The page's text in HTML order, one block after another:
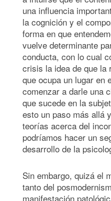
una influencia
la cognición y el
forma en que
vuelve determinante
conducta, con lo cual
crisis la idea de que la
que ocupa un lugar en
comenzar a darle una
que sucede en la
esto un paso más allá
teorías acerca del
podríamos hacer un
desarrollo de la
Sin embargo, quizá el
tanto del
manifestación